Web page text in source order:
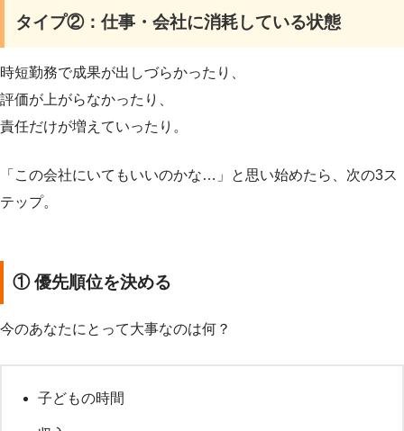
タイプ②：仕事・会社に消耗している状態
時短勤務で成果が出しづらかったり、
評価が上がらなかったり、
責任だけが増えていったり。
「この会社にいてもいいのかな…」と思い始めたら、次の3ス
テップ。
① 優先順位を決める
今のあなたにとって大事なのは何？
子どもの時間